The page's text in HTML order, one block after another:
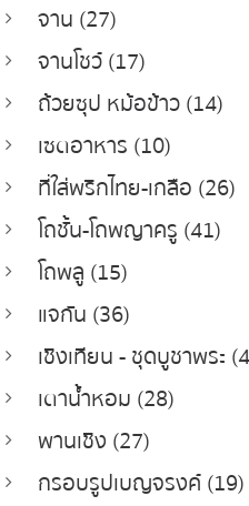
จาน (27)
จานโชว์ (17)
ถ้วยซุป หม้อข้าว (14)
เซตอาหาร (10)
ที่ใส่พริกไทย-เกลือ (26)
โถชั้น-โถพญาครู (41)
โถพลู (15)
แจกัน (36)
เชิงเทียน - ชุดบูชาพระ
เตาน้ำหอม (28)
พานเชิง (27)
กรอบรูปเบญจรงค์ (19)